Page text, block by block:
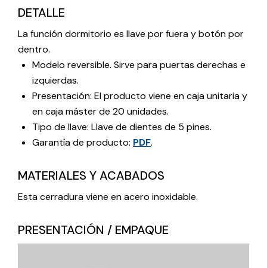
DETALLE
La función dormitorio es llave por fuera y botón por
dentro.
Modelo reversible. Sirve para puertas derechas e
izquierdas.
Presentación: El producto viene en caja unitaria y
en caja máster de 20 unidades.
Tipo de llave: Llave de dientes de 5 pines.
Garantía de producto: PDF.
MATERIALES Y ACABADOS
Esta cerradura viene en acero inoxidable.
PRESENTACIÓN / EMPAQUE